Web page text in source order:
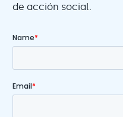
de acción social.